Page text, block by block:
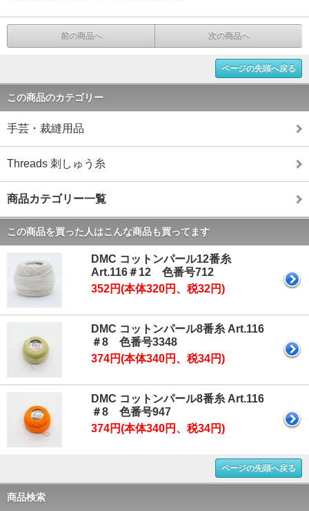
前の商品へ 次の商品へ
ページの先頭へ戻る
この商品のカテゴリー
手芸・裁縫用品
Threads 刺しゅう糸
商品カテゴリー一覧
この商品を買った人はこんな商品も買ってます
DMC コットンパール12番糸
Art.116＃12 色番号712
352円(本体320円、税32円)
DMC コットンパール8番糸 Art.116
＃8 色番号3348
374円(本体340円、税34円)
DMC コットンパール8番糸 Art.116
＃8 色番号947
374円(本体340円、税34円)
ページの先頭へ戻る
商品検索